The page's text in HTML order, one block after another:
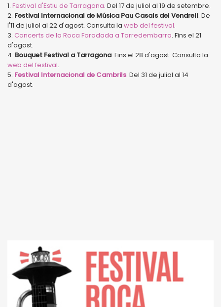
1. Festival d'Estiu de Tarragona. Del 17 de juliol al 19 de setembre.
2. Festival Internacional de Música Pau Casals del Vendrell. De
l'11 de juliol al 22 d'agost. Consulta la web del festival.
3. Concerts de la Roca Foradada a Torredembarra. Fins el 21
d'agost.
4. Bouquet Festival a Tarragona. Fins el 28 d'agost. Consulta la
web del festival.
5. Festival Internacional de Cambrils. Del 31 de juliol al 14
d'agost.